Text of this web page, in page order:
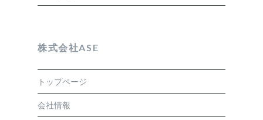
株式会社ASE
トップページ
会社情報